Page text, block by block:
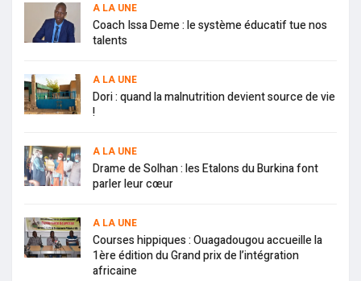
A LA UNE
Coach Issa Deme : le système éducatif tue nos
talents
A LA UNE
Dori : quand la malnutrition devient source de vie
!
A LA UNE
Drame de Solhan : les Etalons du Burkina font
parler leur cœur
A LA UNE
Courses hippiques : Ouagadougou accueille la
1ère édition du Grand prix de l’intégration
africaine